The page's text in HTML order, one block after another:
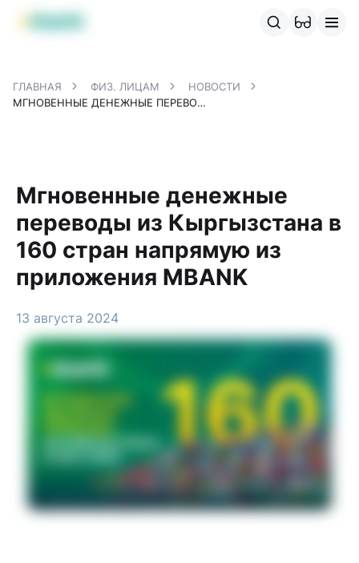
Продукты MBANK
ГЛАВНАЯ ФИЗ. ЛИЦАМ
НОВОСТИ
МГНОВЕННЫЕ ДЕНЕЖНЫЕ ПЕРЕВОДЫ ИЗ КЫРГЫЗСТАНА В 160 СТРАН НАПРЯМУЮ ИЗ ПРИЛОЖЕНИЯ MBANK
Мгновенные денежные
переводы из Кыргызстана в
160 стран напрямую из
приложения MBANK
13 августа 2024